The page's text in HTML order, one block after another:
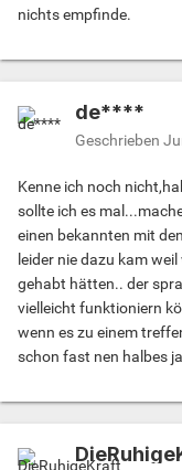
nichts empfinde.
de****
Geschrieben
Kenne ich noch
sollte ich es
einen bekannten mit
leider nie dazu kam
gehabt hätten.. der
vielleicht funktioniern
wenn es zu einem
schon fast nen halbes